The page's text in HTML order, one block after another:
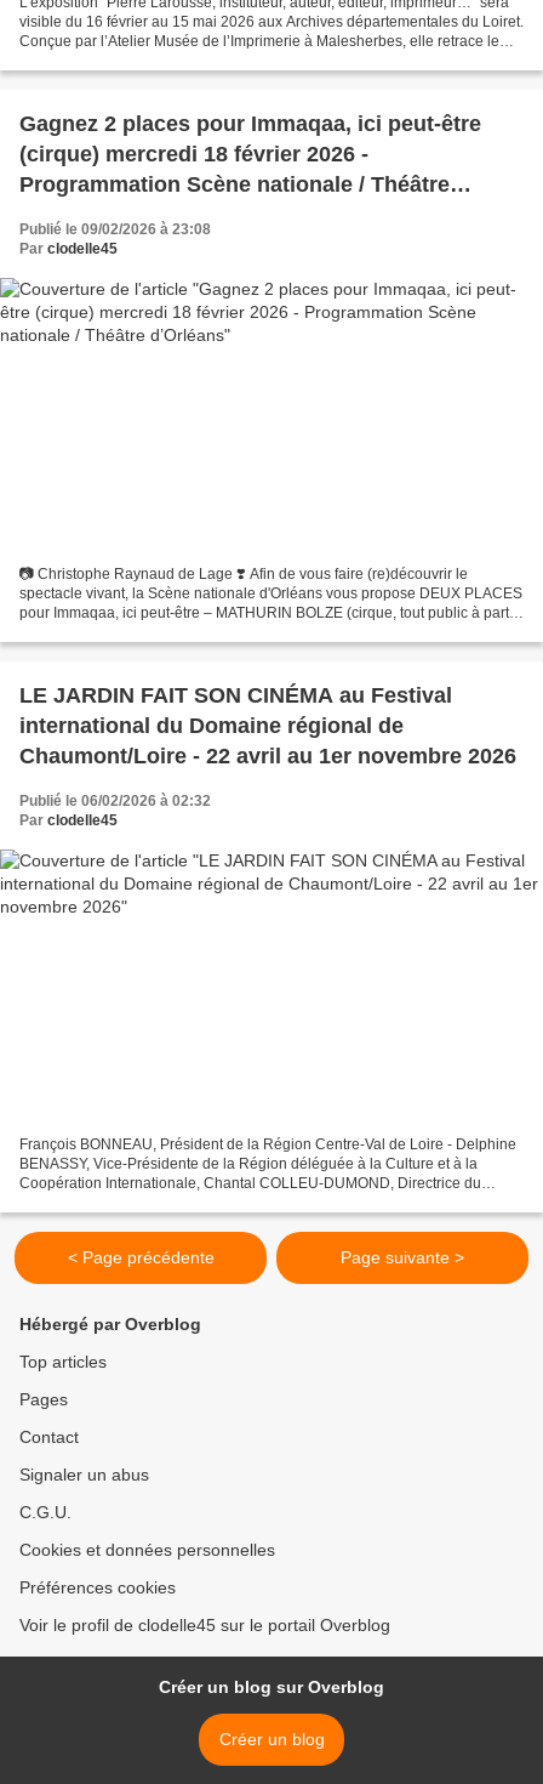
visible du 16 février au 15 mai 2026 aux Archives départementales du Loiret.
Conçue par l’Atelier Musée de l’Imprimerie à Malesherbes, elle retrace le
Gagnez 2 places pour Immaqaa, ici peut-être
(cirque) mercredi 18 février 2026 -
Programmation Scène nationale / Théâtre
d’Orléans
Publié le 09/02/2026 à 23:08
Par clodelle45
📷 Christophe Raynaud de Lage ❣️ Afin de vous faire (re)découvrir le
spectacle vivant, la Scène nationale d'Orléans vous propose DEUX PLACES
pour Immaqaa, ici peut-être – MATHURIN BOLZE (cirque, tout public à partir
LE JARDIN FAIT SON CINÉMA au Festival
international du Domaine régional de
Chaumont/Loire - 22 avril au 1er novembre 2026
Publié le 06/02/2026 à 02:32
Par clodelle45
François BONNEAU, Président de la Région Centre-Val de Loire - Delphine
BENASSY, Vice-Présidente de la Région déléguée à la Culture et à la
Coopération Internationale, Chantal COLLEU-DUMOND, Directrice du
< Page précédente Page suivante >
Hébergé par Overblog
Top articles
Pages
Contact
Signaler un abus
C.G.U.
Cookies et données personnelles
Préférences cookies
Voir le profil de clodelle45 sur le portail Overblog
Créer un blog sur Overblog
Créer un blog